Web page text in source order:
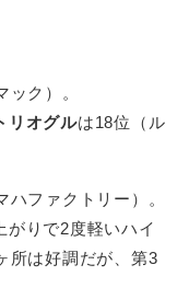
ック）。
リオグルは18位（ル
ハファクトリー）。
がりで2度軽いハイ
所は好調だが、第3